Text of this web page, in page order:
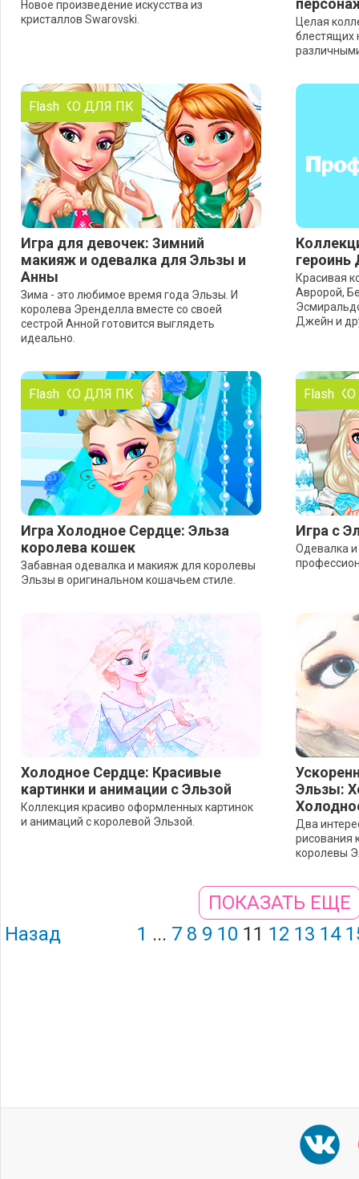
Новое произведение искусства из
кристаллов Swarovski.
Целая
блестящих
ТОЛЬКО ДЛЯ ПК
Flash
Игра для девочек: Зимний
макияж и одевалка для Эльзы и
Анны
Зима - это любимое время года Эльзы. И
королева Эренделла вместе со своей
сестрой Анной готовится выглядеть
идеально.
героинь
Красивая
Авророй,
Джейн и
ТОЛЬКО ДЛЯ ПК
Flash
Игра Холодное Сердце: Эльза
королева кошек
Забавная одевалка и макияж для королевы
Эльзы в оригинальном кошачьем стиле.
Flash
Игра с
Одевалка
Холодное Сердце: Красивые
картинки и анимации с Эльзой
Коллекция красиво оформленных картинок
и анимаций с королевой Эльзой.
Эльзы:
Два
рисования
королевы
ПОКАЗАТЬ ЕЩЕ
Назад
1 ... 7 8 9 10 11 12 13 14